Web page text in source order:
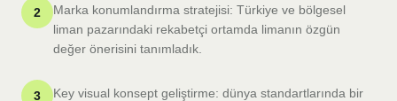
2
Marka konumlandırma stratejisi: Türkiye ve bölgesel
liman pazarındaki rekabetçi ortamda limanın özgün
değer önerisini tanımladık.
3
Key visual konsept geliştirme: dünya standartlarında bir